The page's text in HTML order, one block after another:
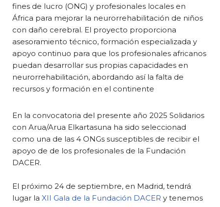
fines de lucro (ONG) y profesionales locales en
África para mejorar la neurorrehabilitación de niños
con daño cerebral. El proyecto proporciona
asesoramiento técnico, formación especializada y
apoyo continuo para que los profesionales africanos
puedan desarrollar sus propias capacidades en
neurorrehabilitación, abordando así la falta de
recursos y formación en el continente
En la convocatoria del presente año 2025 Solidarios
con Arua/Arua Elkartasuna ha sido seleccionad
como una de las 4 ONGs susceptibles de recibir el
apoyo de de los profesionales de la Fundación
DACER.
El próximo 24 de septiembre, en Madrid, tendrá
lugar la XII Gala de la Fundación DACER y tenemos